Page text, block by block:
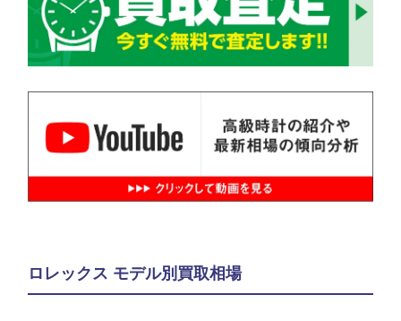
ロレックス モデル別買取相場